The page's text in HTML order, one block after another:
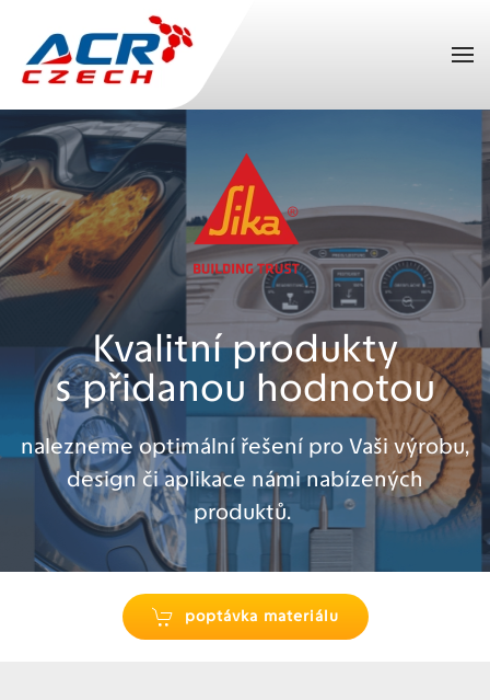
Přejít na hlavní obsah
Kvalitní produkty
s přidanou hodnotou
nalezneme optimální řešení pro Vaši výrobu,
design či aplikace námi nabízených
produktů.
poptávka materiálu